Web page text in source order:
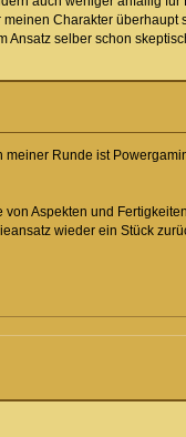
Charakter überhaupt
Ansatz selber schon
Runde ist
Aspekten und
wieder ein Stück